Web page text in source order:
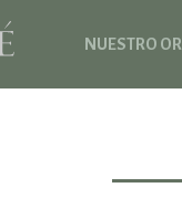
NUESTRO